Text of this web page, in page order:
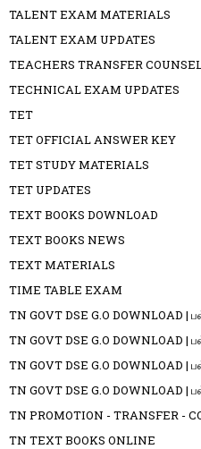
TALENT EXAM MATERIALS
TALENT EXAM UPDATES
TEACHERS TRANSFER
TECHNICAL EXAM UPDATES
TET
TET OFFICIAL ANSWER KEY
TET STUDY MATERIALS
TET UPDATES
TEXT BOOKS DOWNLOAD
TEXT BOOKS NEWS
TEXT MATERIALS
TIME TABLE EXAM
TN GOVT DSE G.O DOWNLOAD
TN GOVT DSE G.O DOWNLOAD
TN GOVT DSE G.O DOWNLOAD
TN GOVT DSE G.O DOWNLOAD
TN PROMOTION - TRANSFER -
TN TEXT BOOKS ONLINE